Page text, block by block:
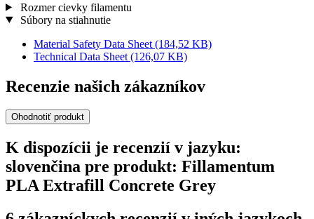
Rozmer cievky filamentu
Súbory na stiahnutie
Material Safety Data Sheet (184,52 KB)
Technical Data Sheet (126,07 KB)
Recenzie našich zákazníkov
Ohodnotiť produkt
K dispozícii je recenzií v jazyku:
slovenčina pre produkt: Fillamentum
PLA Extrafill Concrete Grey